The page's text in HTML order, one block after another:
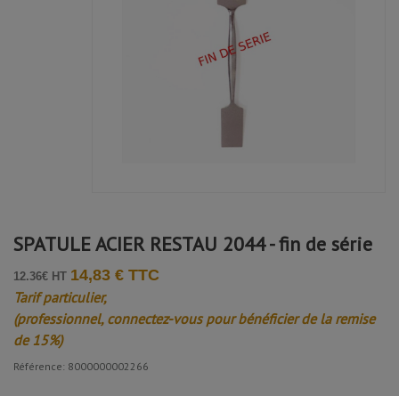
SPATULE ACIER RESTAU 2044 - fin de série
12.36€ HT 14,83 € TTC
Tarif particulier,
(professionnel, connectez-vous pour bénéficier de la remise
de 15%)
Référence: 8000000002266